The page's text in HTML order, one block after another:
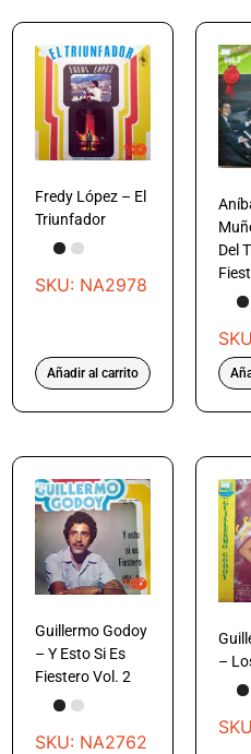
Fredy López – El
Triunfador
SKU: NA2978
Añadir al carrito
Del
Guillermo Godoy
– Y Esto Si Es
Fiestero Vol. 2
SKU: NA2762
–